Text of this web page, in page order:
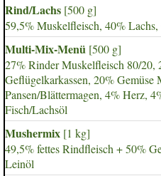
Rind/Lachs [500 g]
59,5% Muskelfleisch, 40%
Multi-Mix-Menü [500 g]
27% Rinder Muskelfleisch 80/20,
Geflügelkarkassen, 20% Gemüse
Pansen/Blättermagen, 4% Herz,
Fisch/Lachsöl
Mushermix [1 kg]
49,5% fettes Rindfleisch + 50%
Leinöl